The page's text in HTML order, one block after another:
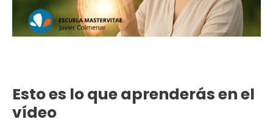
Esto es lo que aprenderás en el
vídeo